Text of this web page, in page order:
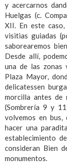
y acercarnos
Huelgas (c.
XII. En este
visitias guiadas
saborearemos
Desde allí,
una de las zonas
Plaza Mayor,
delicatessen
morcilla antes de
(Sombrería 9 y
volvemos en bus,
hacer una
establecimiento
consideran Bien
monumentos.